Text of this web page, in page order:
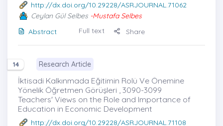
http://dx.doi.org/10.29228/ASRJOURNAL.71062
Ceylan Gül Selbes -Mustafa Selbes
Abstract
Full text Share
14 Research Article
İktisadi Kalkınmada Eğitimin Rolü Ve Önemine
Yönelik Öğretmen Görüşleri , 3090-3099
Teachers' Views on the Role and Importance of
Education in Economic Development
http://dx.doi.org/10.29228/ASRJOURNAL.71108